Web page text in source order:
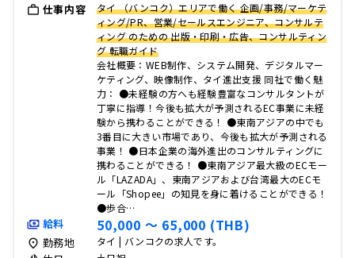
仕事内容
タイ （バンコク）エリアで働く 企画/事務/マーケテ
ィング/PR、営業/セールスエンジニア、コンサルテ
ィング のための 出版・印刷・広告、コンサルティン
グ 転職ガイド
会社概要：WEB制作、システム開発、デジタルマー
ケティング、映像制作、タイ進出支援 同社で働く魅
力： ●未経験の方へも経験豊富なコンサルタントが
丁寧に指導！今後も拡大が予測されるEC事業に未経
験から携わることができる！ ●東南アジアの中でも
3番目に大きい市場であり、今後も拡大が予測される
事業！ ●日本企業の海外進出のコンサルティングに
携わることができる！ ●東南アジア最大級のECモー
ル「LAZADA」、東南アジアおよび台湾最大のECモ
ール「Shopee」の知見を身に着けることができる！
●歩合…
給料 50,000 〜 65,000 (THB)
勤務地 タイ | バンコクの求人です。